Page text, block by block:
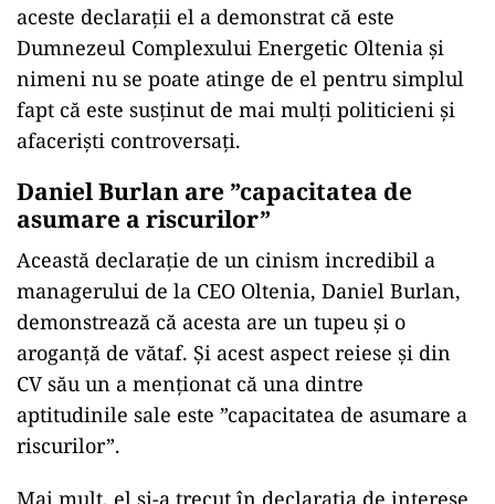
aceste declarații el a demonstrat că este
Dumnezeul Complexului Energetic Oltenia și
nimeni nu se poate atinge de el pentru simplul
fapt că este susținut de mai mulți politicieni și
afaceriști controversați.
Daniel Burlan are ”capacitatea de
asumare a riscurilor”
Această declarație de un cinism incredibil a
managerului de la CEO Oltenia, Daniel Burlan,
demonstrează că acesta are un tupeu și o
aroganță de vătaf. Și acest aspect reiese și din
CV său un a menționat că una dintre
aptitudinile sale este ”capacitatea de asumare a
riscurilor”.
Mai mult, el și-a trecut în declarația de interese